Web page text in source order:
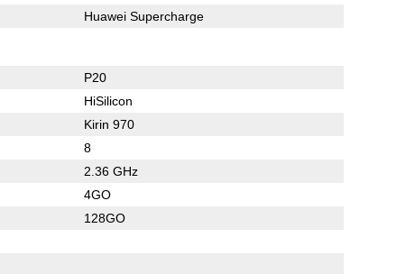
Huawei Supercharge
P20
HiSilicon
Kirin 970
8
2.36 GHz
4GO
128GO